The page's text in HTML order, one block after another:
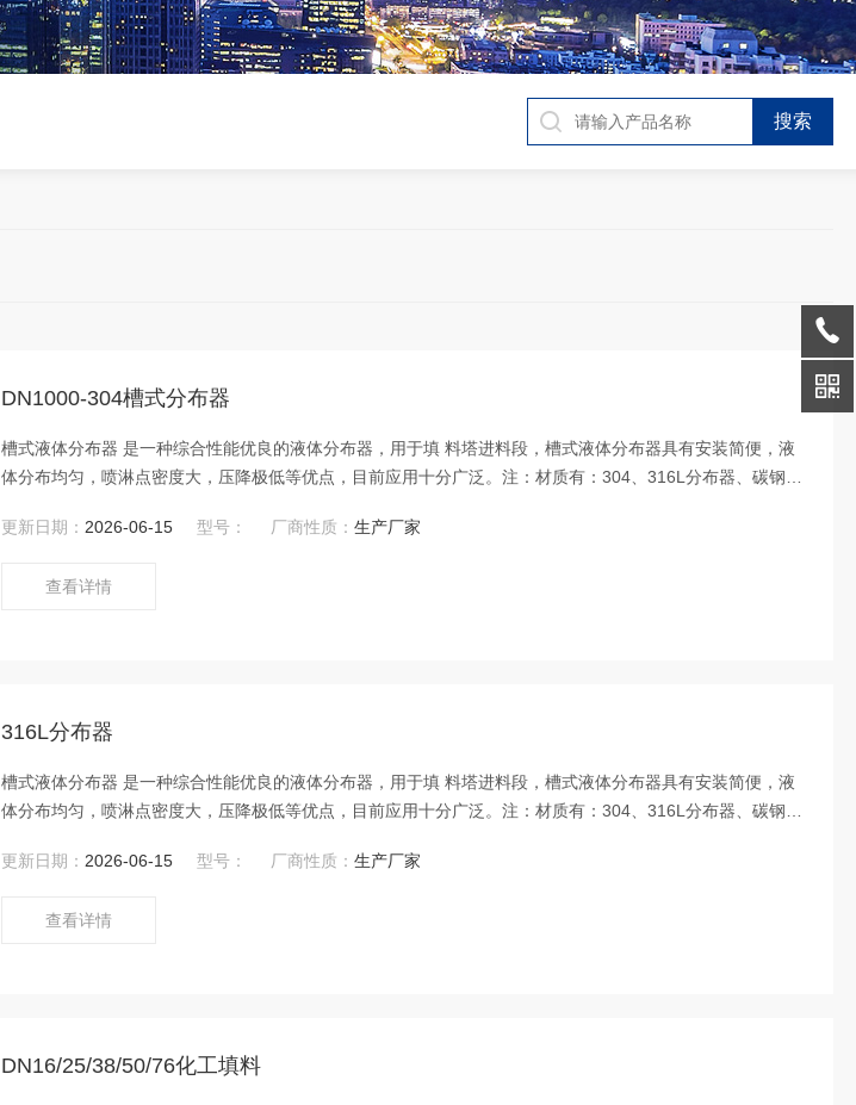
DN1000-304槽式分布器
槽式液体分布器 是一种综合性能优良的液体分布器，用于填 料塔进料段，槽式液体分布器具有安装简便，液
体分布均匀，喷淋点密度大，压降极低等优点，目前应用十分广泛。注：材质有：304、316L分布器、碳钢、
更新日期： 2026-06-15 型号： 厂商性质：生产厂家
查看详情
316L分布器
槽式液体分布器 是一种综合性能优良的液体分布器，用于填 料塔进料段，槽式液体分布器具有安装简便，液
体分布均匀，喷淋点密度大，压降极低等优点，目前应用十分广泛。注：材质有：304、316L分布器、碳钢、
更新日期： 2026-06-15 型号： 厂商性质：生产厂家
查看详情
DN16/25/38/50/76化工填料